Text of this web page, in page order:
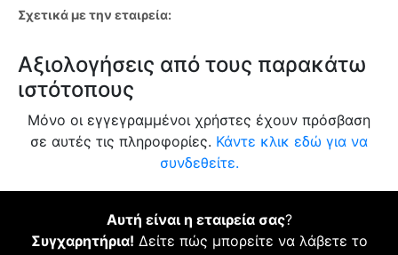
Σχετικά με την εταιρεία:
Αξιολογήσεις από τους παρακάτω
ιστότοπους
Μόνο οι εγγεγραμμένοι χρήστες έχουν πρόσβαση
σε αυτές τις πληροφορίες. Κάντε κλικ εδώ για να
συνδεθείτε.
Αυτή είναι η εταιρεία σας?
Συγχαρητήρια! Δείτε πώς μπορείτε να λάβετε το